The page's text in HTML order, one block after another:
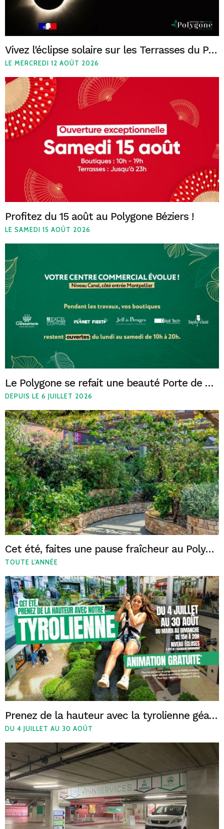
Vivez l'éclipse solaire sur les Terrasses du Polygone Béziers le 12 août
LE MERCREDI 12 AOÛT 2026
Profitez du 15 août au Polygone Béziers !
LE SAMEDI 15 AOÛT 2026
Le Polygone se refait une beauté Porte de Montpellier
DEPUIS LE 6 JUILLET 2026
Cet été, faites une pause fraîcheur au Polygone Béziers
TOUTE L'ANNÉE
Prenez de la hauteur avec la tyrolienne géante du Polygone Béziers !
DU 4 JUILLET AU 30 AOÛT